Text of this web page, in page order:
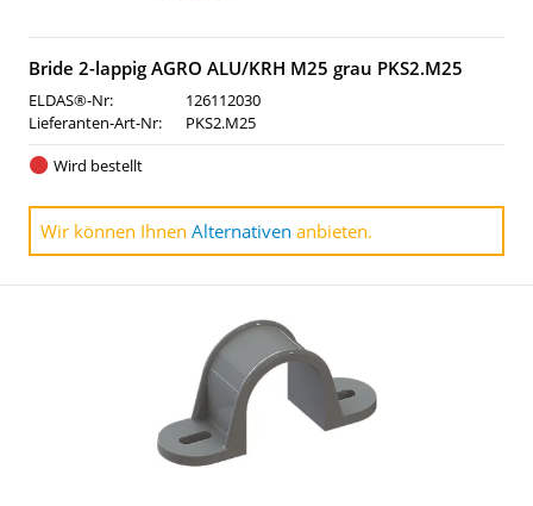
Bride 2-lappig AGRO ALU/KRH M25 grau PKS2.M25
ELDAS®-Nr:
126112030
Lieferanten-Art-Nr:
PKS2.M25
Wird bestellt
Wir können Ihnen Alternativen anbieten.